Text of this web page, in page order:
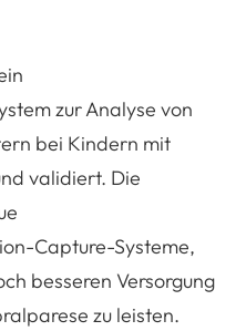
zur Analyse von
bei Kindern mit
validiert. Die
Capture-Systeme,
besseren Versorgung
zu leisten.